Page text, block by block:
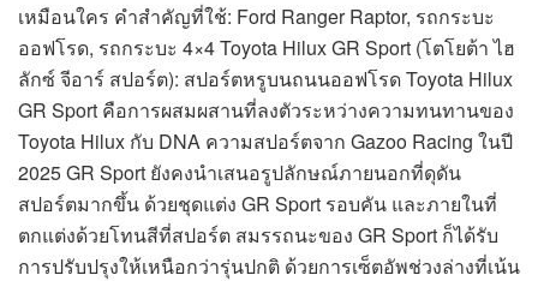
เหมือนใคร คำสำคัญที่ใช้: Ford Ranger Raptor, รถกระบะ
ออฟโรด, รถกระบะ 4×4 Toyota Hilux GR Sport (โตโยต้า ไฮ
ลักซ์ จีอาร์ สปอร์ต): สปอร์ตหรูบนถนนออฟโรด Toyota Hilux
GR Sport คือการผสมผสานที่ลงตัวระหว่างความทนทานของ
Toyota Hilux กับ DNA ความสปอร์ตจาก Gazoo Racing ในปี
2025 GR Sport ยังคงนำเสนอรูปลักษณ์ภายนอกที่ดุดัน
สปอร์ตมากขึ้น ด้วยชุดแต่ง GR Sport รอบคัน และภายในที่
ตกแต่งด้วยโทนสีที่สปอร์ต สมรรถนะของ GR Sport ก็ได้รับ
การปรับปรุงให้เหนือกว่ารุ่นปกติ ด้วยการเซ็ตอัพช่วงล่างที่เน้น